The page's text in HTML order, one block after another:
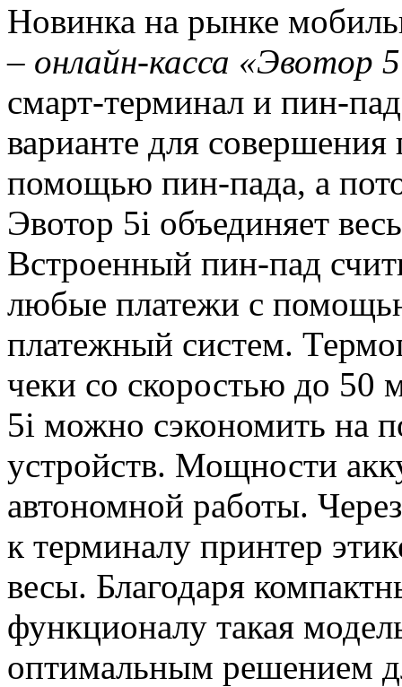
Новинка на рынке
– онлайн-касса «Эвотор
смарт-терминал и пин-
варианте для
помощью пин-пада, а
Эвотор 5i объединяет
Встроенный пин-пад
любые платежи с
платежный систем.
чеки со скоростью до 50
5i можно сэкономить на
устройств. Мощности
автономной работы.
к терминалу принтер
весы. Благодаря
функционалу такая
оптимальным решением